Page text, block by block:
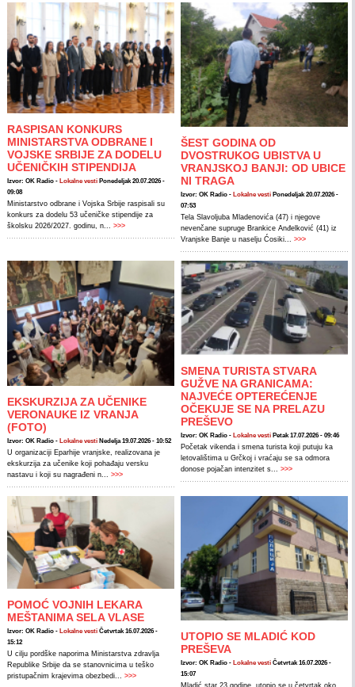
RASPISAN KONKURS
MINISTARSTVA ODBRANE I
VOJSKE SRBIJE ZA DODELU
UČENIČKIH STIPENDIJA
Izvor: OK Radio - Lokalne vesti Ponedeljak 20.07.2026 -
09:08
Ministarstvo odbrane i Vojska Srbije raspisali su
konkurs za dodelu 53 učeničke stipendije za
školsku 2026/2027. godinu, n...
>>>
ŠEST GODINA OD
DVOSTRUKOG UBISTVA U
VRANJSKOJ BANJI: OD UBICE
NI TRAGA
Izvor: OK Radio - Lokalne vesti Ponedeljak 20.07.2026 -
07:53
Tela Slavoljuba Mladenovića (47) i njegove
nevenčane supruge Brankice Anđelković (41) iz
Vranjske Banje u naselju Ćosiki... >>>
EKSKURZIJA ZA UČENIKE
VERONAUKE IZ VRANJA
(FOTO)
Izvor: OK Radio - Lokalne vesti Nedelja 19.07.2026 - 10:52
U organizaciji Eparhije vranjske, realizovana je
ekskurzija za učenike koji pohađaju versku
nastavu i koji su nagrađeni n...
>>>
SMENA TURISTA STVARA
GUŽVE NA GRANICAMA:
NAJVEĆE OPTEREĆENJE
OČEKUJE SE NA PRELAZU
PREŠEVO
Izvor: OK Radio - Lokalne vesti Petak 17.07.2026 - 09:46
Početak vikenda i smena turista koji putuju ka
letovalištima u Grčkoj i vraćaju se sa odmora
donose pojačan intenzitet s... >>>
POMOĆ VOJNIH LEKARA
MEŠTANIMA SELA VLASE
Izvor: OK Radio - Lokalne vesti Četvrtak 16.07.2026 -
15:12
U cilju pordške naporima Ministarstva zdravlja
Republike Srbije da se stanovnicima u teško
pristupačnim krajevima obezbedi... >>>
UTOPIO SE MLADIĆ KOD
PREŠEVA
Izvor: OK Radio - Lokalne vesti Četvrtak 16.07.2026 -
15:07